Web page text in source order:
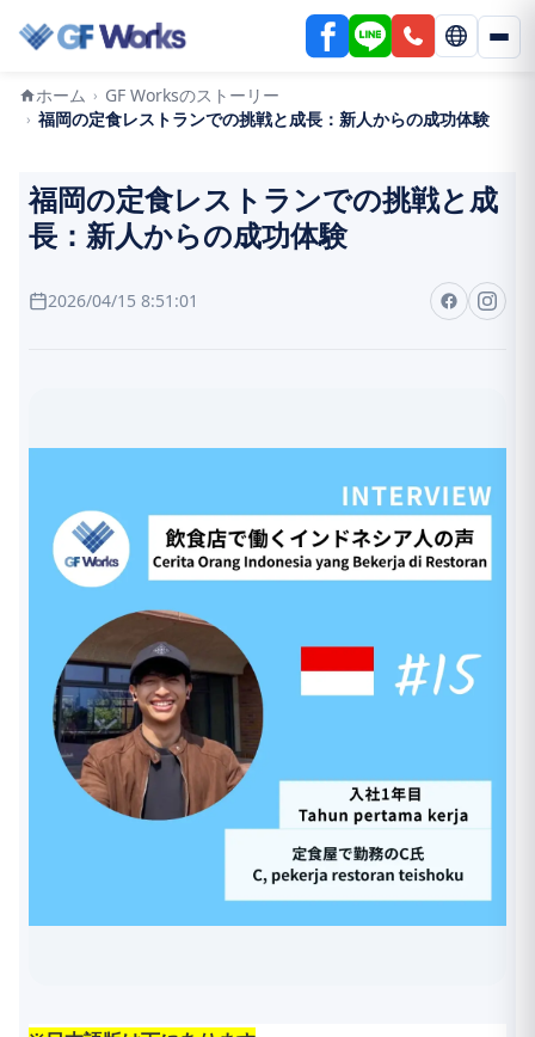
ホーム › GF Worksのストーリー
› 福岡の定食レストランでの挑戦と成長：新人からの成功体験
福岡の定食レストランでの挑戦と成
長：新人からの成功体験
2026/04/15 8:51:01